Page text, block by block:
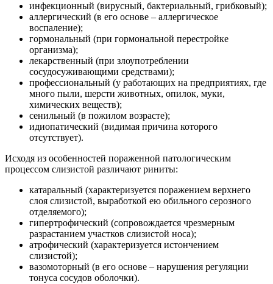
инфекционный (вирусный, бактериальный, грибковый);
аллергический (в его основе – аллергическое
воспаление);
гормональный (при гормональной перестройке
организма);
лекарственный (при злоупотреблении
сосудосуживающими средствами);
профессиональный (у работающих на предприятиях, где
много пыли, шерсти животных, опилок, муки,
химических веществ);
сенильный (в пожилом возрасте);
идиопатический (видимая причина которого
отсутствует).
Исходя из особенностей пораженной патологическим
процессом слизистой различают риниты:
катаральный (характеризуется поражением верхнего
слоя слизистой, выработкой ею обильного серозного
отделяемого);
гипертрофический (сопровождается чрезмерным
разрастанием участков слизистой носа);
атрофический (характеризуется истончением
слизистой);
вазомоторный (в его основе – нарушения регуляции
тонуса сосудов оболочки).